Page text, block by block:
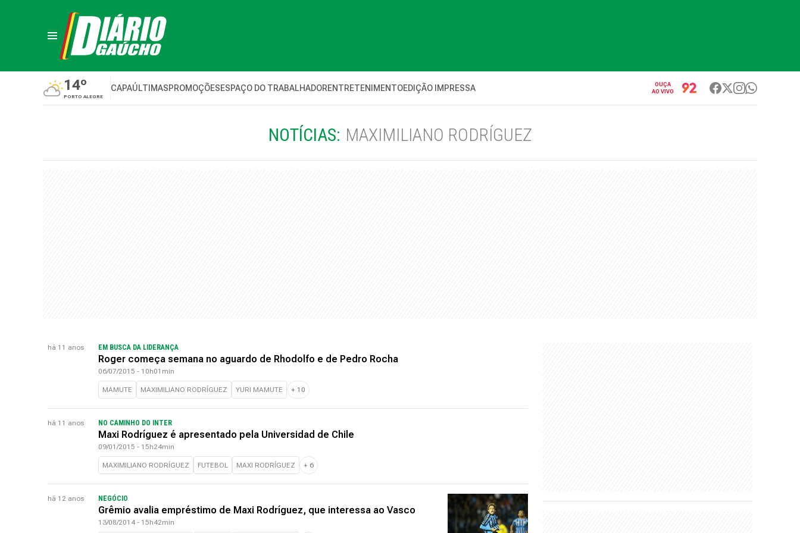
14º
PORTO ALEGRE
CAPAÚLTIMASPROMOÇÕESESPAÇO DO TRABALHADORENTRETENIMENTOEDIÇÃO IMPRESSA
OUÇA
AO VIVO
NOTÍCIAS: MAXIMILIANO RODRÍGUEZ
há 11 anos EM BUSCA DA LIDERANÇA
Roger começa semana no aguardo de Rhodolfo e de Pedro Rocha
06/07/2015 - 10h01min
MAMUTE MAXIMILIANO RODRÍGUEZ YURI MAMUTE + 10
há 11 anos NO CAMINHO DO INTER
Maxi Rodríguez é apresentado pela Universidad de Chile
09/01/2015 - 15h24min
MAXIMILIANO RODRÍGUEZ FUTEBOL MAXI RODRÍGUEZ + 6
há 12 anos NEGÓCIO
Grêmio avalia empréstimo de Maxi Rodríguez, que interessa ao Vasco
13/08/2014 - 15h42min